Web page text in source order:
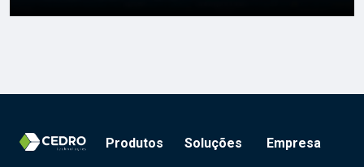
Produtos Soluções Empresa